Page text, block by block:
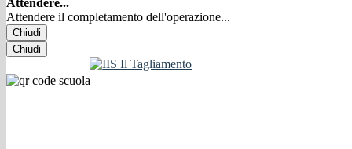
Attendere...
Attendere il completamento dell'operazione...
Chiudi
Chiudi